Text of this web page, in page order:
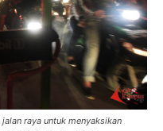
raya untuk menyaksikan